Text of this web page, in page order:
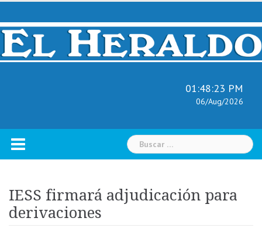
Skip
content
01:48:24 PM
06/Aug/2026
Buscar:
IESS firmará adjudicación para
derivaciones